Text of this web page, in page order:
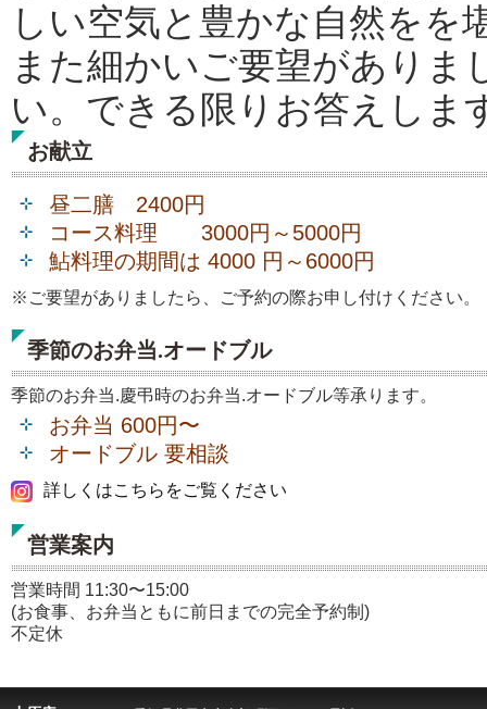
しい空気と豊かな自然をを
また細かいご要望がありま
い。できる限りお答えしま
お献立
昼二膳 2400円
コース料理 3000円～5000円
鮎料理の期間は 4000 円～6000円
※ご要望がありましたら、ご予約の際お申し付けください。
季節のお弁当.オードブル
季節のお弁当.慶弔時のお弁当.オードブル等承ります。
お弁当 600円〜
オードブル 要相談
詳しくはこちらをご覧ください
営業案内
営業時間 11:30〜15:00
(お食事、お弁当ともに前日までの完全予約制)
不定休